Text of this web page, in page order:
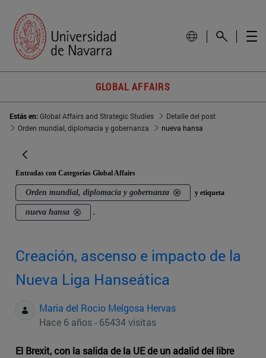
GLOBAL AFFAIRS
Estás en:Global Affairs and Strategic Studies
Detalle del post
Orden mundial, diplomacia y gobernanza
nueva hansa
Entradas con Categorías Global Affairs
Orden mundial, diplomacia y gobernanza y etiqueta
nueva hansa .
Creación, ascenso e impacto de la
Nueva Liga Hanseática
Maria del Rocio Melgosa Hervas
Hace 6 años - 65434 visitas
El Brexit, con la salida de la UE de un adalid del libre